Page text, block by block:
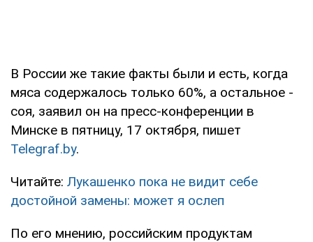
В России же такие факты были и есть, когда
мяса содержалось только 60%, а остальное -
соя, заявил он на пресс-конференции в
Минске в пятницу, 17 октября, пишет
Telegraf.by.
Читайте: Лукашенко пока не видит себе
достойной замены: может я ослеп
По его мнению, российским продуктам